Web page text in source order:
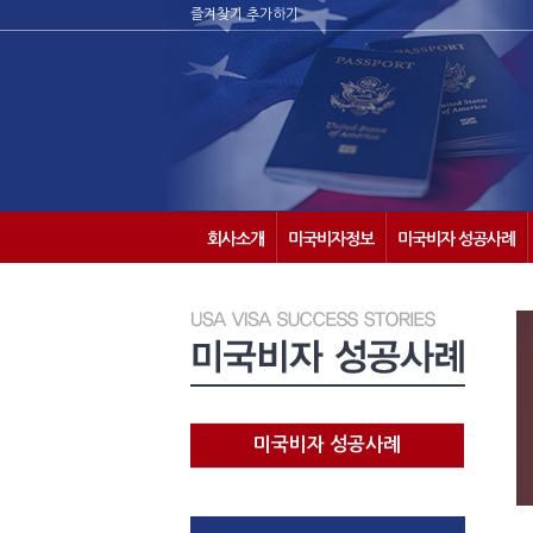
즐겨찾기 추가하기
회사소개 미국비자정보 미국비자 성공사례
미국비자 성공사례